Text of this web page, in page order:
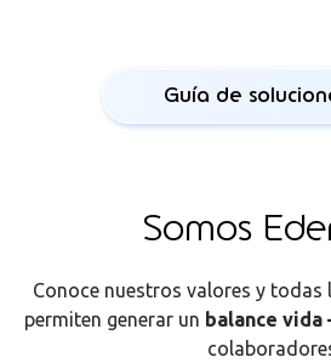
Guía de
Somos
Conoce nuestros valores y todas
permiten generar un balance vida